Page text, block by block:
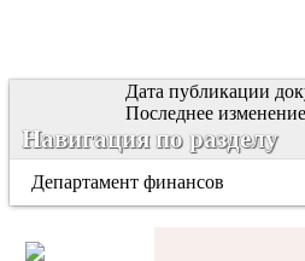
Дата публикации
Последнее
Навигация по разделу
Департамент финансов